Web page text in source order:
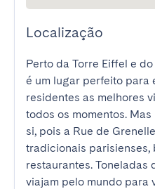
Localização
Perto da Torre Eiffel e
é um lugar perfeito para
residentes as melhores
todos os momentos.
si, pois a Rue de
tradicionais parisienses,
restaurantes. Toneladas
viajam pelo mundo para